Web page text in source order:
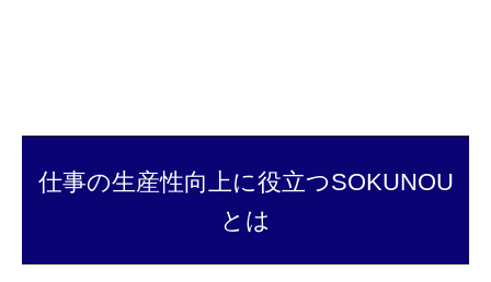
仕事の生産性向上に役立つSOKUNOU
とは